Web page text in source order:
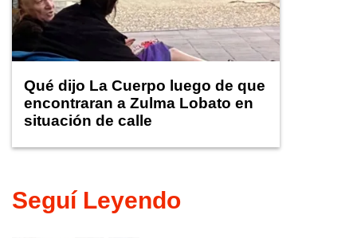
Qué dijo La Cuerpo luego de que
encontraran a Zulma Lobato en
situación de calle
Seguí Leyendo